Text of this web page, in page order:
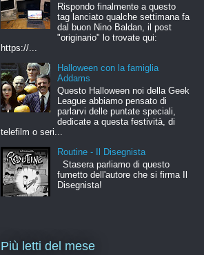
Rispondo finalmente a questo
tag lanciato qualche settimana fa
dal buon Nino Baldan, il post
"originario" lo trovate qui:
https://...
Halloween con la famiglia
Addams
Questo Halloween noi della Geek
League abbiamo pensato di
parlarvi delle puntate speciali,
dedicate a questa festività, di
telefilm o seri...
Routine - Il Disegnista
Stasera parliamo di questo
fumetto dell'autore che si firma Il
Disegnista!
Più letti del mese